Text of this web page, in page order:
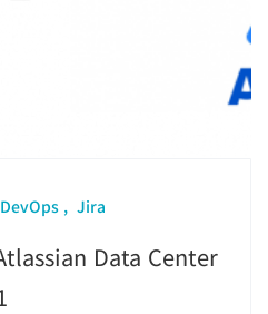
DevOps Jira
Data Center